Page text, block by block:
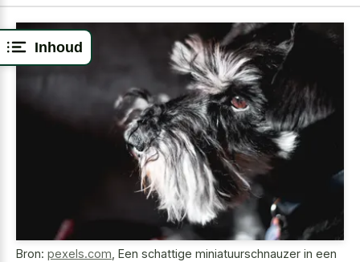
Inhoud
Bron: pexels.com Een schattige miniatuurschnauzer in een